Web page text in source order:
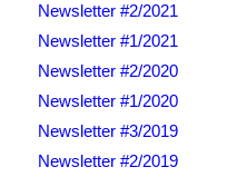
Newsletter #2/2021
Newsletter #1/2021
Newsletter #2/2020
Newsletter #1/2020
Newsletter #3/2019
Newsletter #2/2019